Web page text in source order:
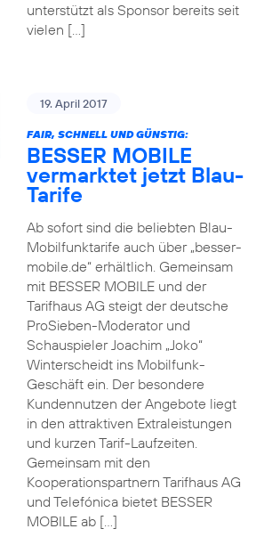
unterstützt als Sponsor bereits seit
vielen […]
19. April 2017
FAIR, SCHNELL UND GÜNSTIG:
BESSER MOBILE
vermarktet jetzt Blau-
Tarife
Ab sofort sind die beliebten Blau-
Mobilfunktarife auch über „besser-
mobile.de“ erhältlich. Gemeinsam
mit BESSER MOBILE und der
Tarifhaus AG steigt der deutsche
ProSieben-Moderator und
Schauspieler Joachim „Joko“
Winterscheidt ins Mobilfunk-
Geschäft ein. Der besondere
Kundennutzen der Angebote liegt
in den attraktiven Extraleistungen
und kurzen Tarif-Laufzeiten.
Gemeinsam mit den
Kooperationspartnern Tarifhaus AG
und Telefónica bietet BESSER
MOBILE ab […]